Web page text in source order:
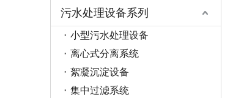
污水处理设备系列
小型污水处理设备
离心式分离系统
絮凝沉淀设备
集中过滤系统